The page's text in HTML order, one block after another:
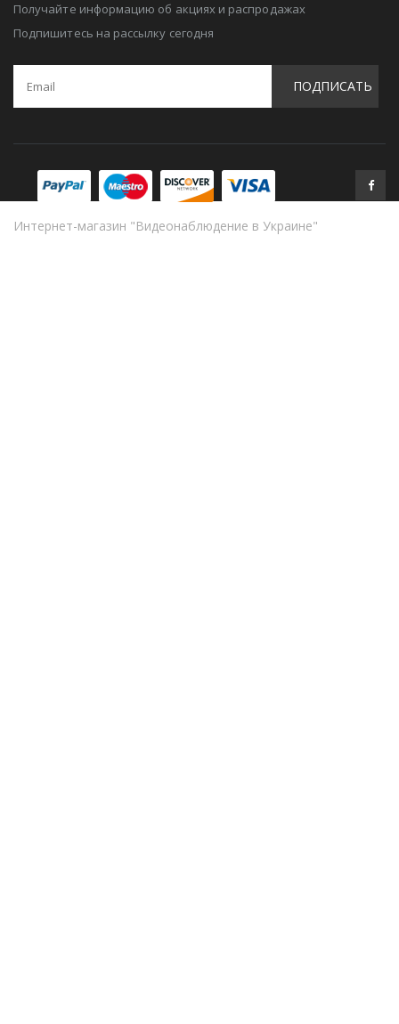
Получайте информацию об акциях и распродажах
Подпишитесь на рассылку сегодня
ПОДПИСАТЬ
Интернет-магазин "Видеонаблюдение в Украине"